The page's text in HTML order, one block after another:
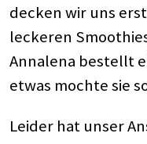
decken wir uns
leckeren
Annalena bestellt
etwas mochte sie
Leider hat unser